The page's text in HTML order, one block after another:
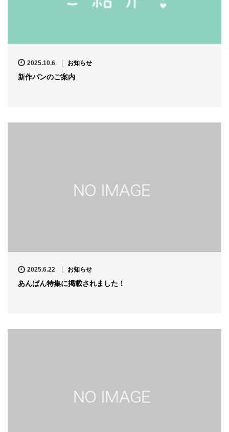
2025.10.6 お知らせ
新作パンのご案内
2025.6.22 お知らせ
あんぱん特集に掲載されました！